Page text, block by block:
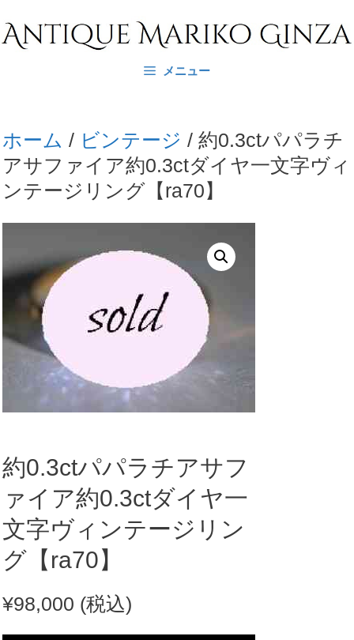
ン
へ
ス
キ
メニュー
ホーム / ビンテージ / 約0.3ctパパラチ
アサファイア約0.3ctダイヤ一文字ヴィ
ンテージリング【ra70】
約0.3ctパパラチアサフ
ァイア約0.3ctダイヤ一
文字ヴィンテージリン
グ【ra70】
¥98,000 (税込)